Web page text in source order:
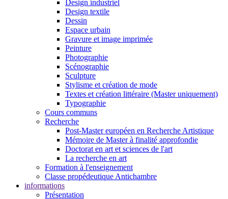
Design industriel
Design textile
Dessin
Espace urbain
Gravure et image imprimée
Peinture
Photographie
Scénographie
Sculpture
Stylisme et création de mode
Textes et création littéraire (Master uniquement)
Typographie
Cours communs
Recherche
Post-Master européen en Recherche Artistique
Mémoire de Master à finalité approfondie
Doctorat en art et sciences de l'art
La recherche en art
Formation à l'enseignement
Classe propédeutique Antichambre
informations
Présentation